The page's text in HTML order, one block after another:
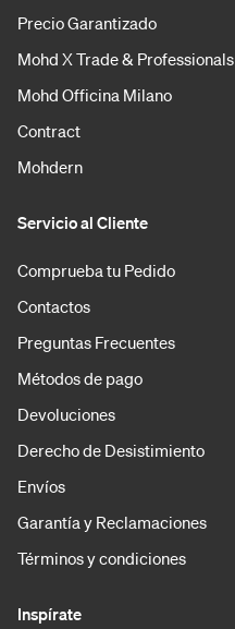
Precio Garantizado
Mohd X Trade & Professionals
Mohd Officina Milano
Contract
Mohdern
Servicio al Cliente
Comprueba tu Pedido
Contactos
Preguntas Frecuentes
Métodos de pago
Devoluciones
Derecho de Desistimiento
Envíos
Garantía y Reclamaciones
Términos y condiciones
Inspírate